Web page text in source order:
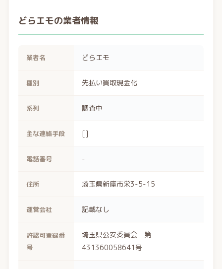
どらエモの業者情報
業者名 どらエモ
種別 先払い買取現金化
系列 調査中
主な連絡手段 []
電話番号 -
住所 埼玉県新座市栄3-5-15
運営会社 記載なし
許認可登録番
号
埼玉県公安委員会 第
431360058641号